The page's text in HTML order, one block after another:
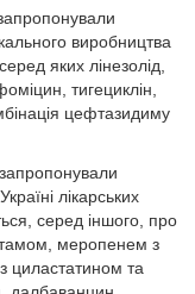
виробництва
яких лінезолід,
тигециклін,
цефтазидиму
лікарських
серед іншого, про
меропенем з
циластатином та